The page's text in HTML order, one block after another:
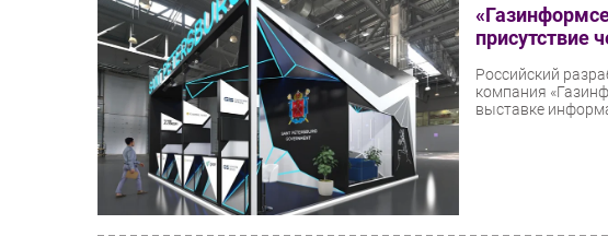
присутствие
Российский
компания
выставке